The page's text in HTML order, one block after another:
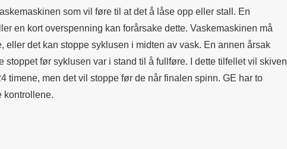
som vil føre til at det å låse opp eller stall. En
en kort overspenning kan forårsake dette. Vaskemaskinen må
eller det kan stoppe syklusen i midten av vask. En annen årsak
stoppet før syklusen var i stand til å fullføre. I dette tilfellet vil skiven
timene, men det vil stoppe før de når finalen spinn. GE har to
kontrollene.